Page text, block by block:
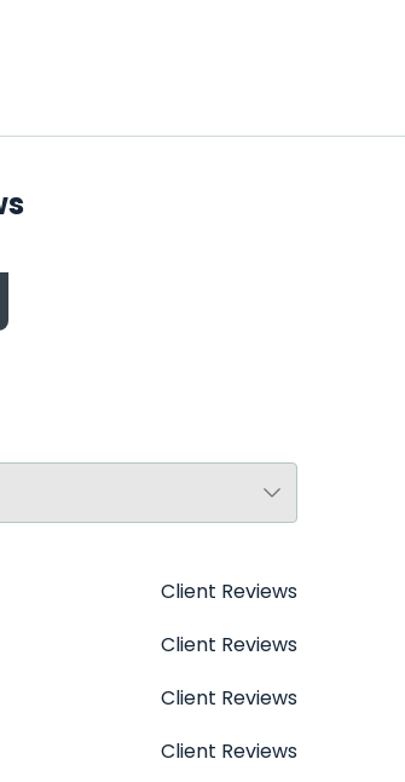
Client Reviews
Client Reviews
Client Reviews
Client Reviews